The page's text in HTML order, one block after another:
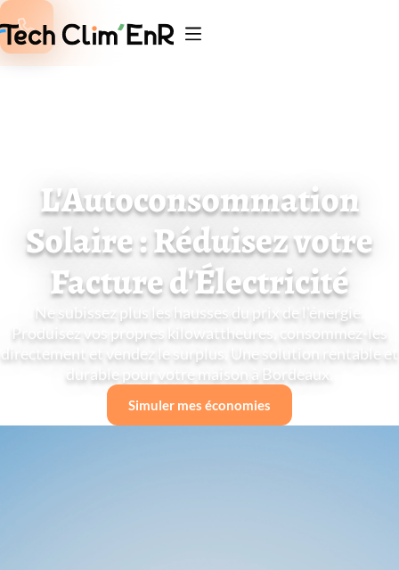
L'Autoconsommation
Solaire : Réduisez votre
Facture d'Électricité
Ne subissez plus les hausses du prix de l'énergie.
Produisez vos propres kilowattheures, consommez-les
directement et vendez le surplus. Une solution rentable et
durable pour votre maison à Bordeaux.
Simuler mes économies
Simuler mes économies
